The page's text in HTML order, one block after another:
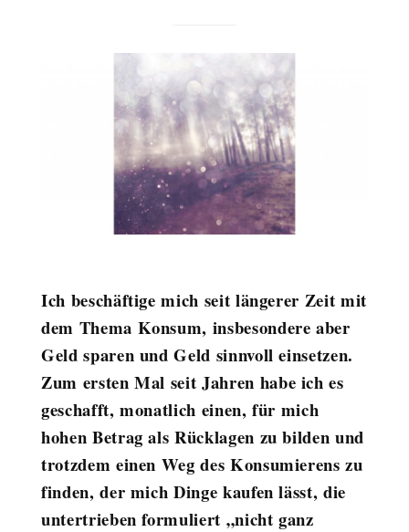
Ich beschäftige mich seit längerer Zeit mit
dem Thema Konsum, insbesondere aber
Geld sparen und Geld sinnvoll einsetzen.
Zum ersten Mal seit Jahren habe ich es
geschafft, monatlich einen, für mich
hohen Betrag als Rücklagen zu bilden und
trotzdem einen Weg des Konsumierens zu
finden, der mich Dinge kaufen lässt, die
untertrieben formuliert „nicht ganz